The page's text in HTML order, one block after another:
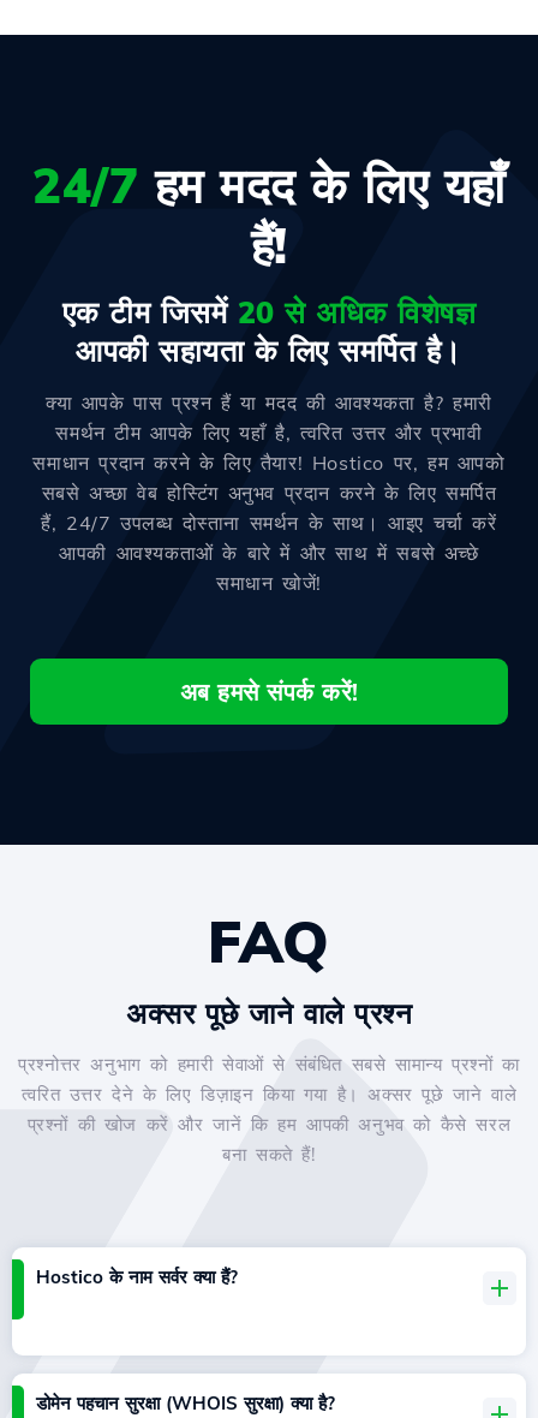
24/7 हम मदद के लिए यहाँ
हैं!
एक टीम जिसमें 20 से अधिक विशेषज्ञ
आपकी सहायता के लिए समर्पित है।
क्या आपके पास प्रश्न हैं या मदद की आवश्यकता है? हमारी
समर्थन टीम आपके लिए यहाँ है, त्वरित उत्तर और प्रभावी
समाधान प्रदान करने के लिए तैयार! Hostico पर, हम आपको
सबसे अच्छा वेब होस्टिंग अनुभव प्रदान करने के लिए समर्पित
हैं, 24/7 उपलब्ध दोस्ताना समर्थन के साथ। आइए चर्चा करें
आपकी आवश्यकताओं के बारे में और साथ में सबसे अच्छे
समाधान खोजें!
अब हमसे संपर्क करें!
FAQ
अक्सर पूछे जाने वाले प्रश्न
प्रश्नोत्तर अनुभाग को हमारी सेवाओं से संबंधित सबसे सामान्य प्रश्नों का
त्वरित उत्तर देने के लिए डिज़ाइन किया गया है। अक्सर पूछे जाने वाले
प्रश्नों की खोज करें और जानें कि हम आपकी अनुभव को कैसे सरल
बना सकते हैं!
Hostico के नाम सर्वर क्या हैं?
डोमेन पहचान सुरक्षा (WHOIS सुरक्षा) क्या है?